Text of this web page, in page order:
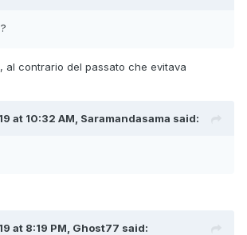
al contrario del passato che evitava
at 10:32 AM, Saramandasama said:
at 8:19 PM, Ghost77 said: